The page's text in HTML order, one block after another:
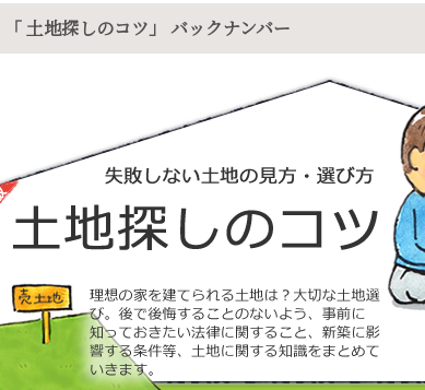
「 土地探しのコツ」 バックナンバー